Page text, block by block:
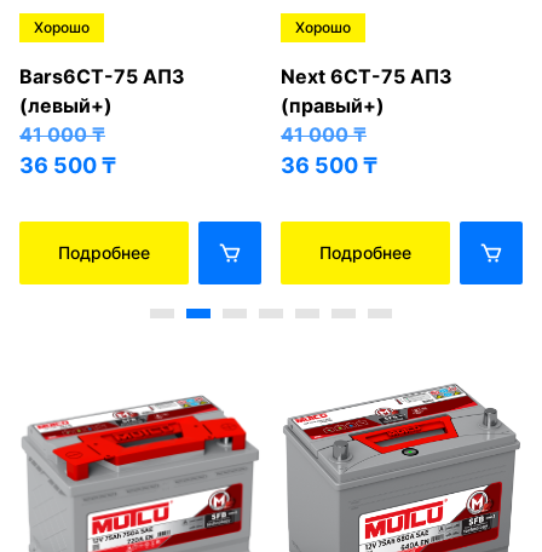
Хорошо
Bars6СТ-75 АПЗ
(левый+)
41 000₸
36 500₸
Подробнее
Хорошо
Next 6СТ-75 АПЗ
(правый+)
41 000₸
36 500₸
Подробнее